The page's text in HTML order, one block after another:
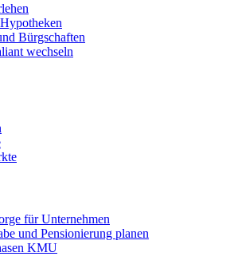
Bürgschaften
wechseln
für Unternehmen
und Pensionierung planen
KMU